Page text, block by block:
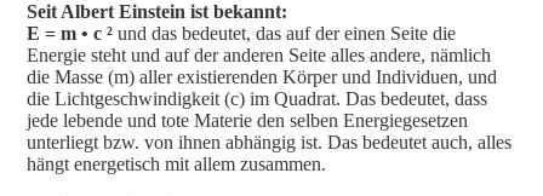
Seit Albert Einstein ist bekannt:
E = m • c ² und das bedeutet, das auf der einen Seite die
Energie steht und auf der anderen Seite alles andere, nämlich
die Masse (m) aller existierenden Körper und Individuen, und
die Lichtgeschwindigkeit (c) im Quadrat. Das bedeutet, dass
jede lebende und tote Materie den selben Energiegesetzen
unterliegt bzw. von ihnen abhängig ist. Das bedeutet auch, alles
hängt energetisch mit allem zusammen.